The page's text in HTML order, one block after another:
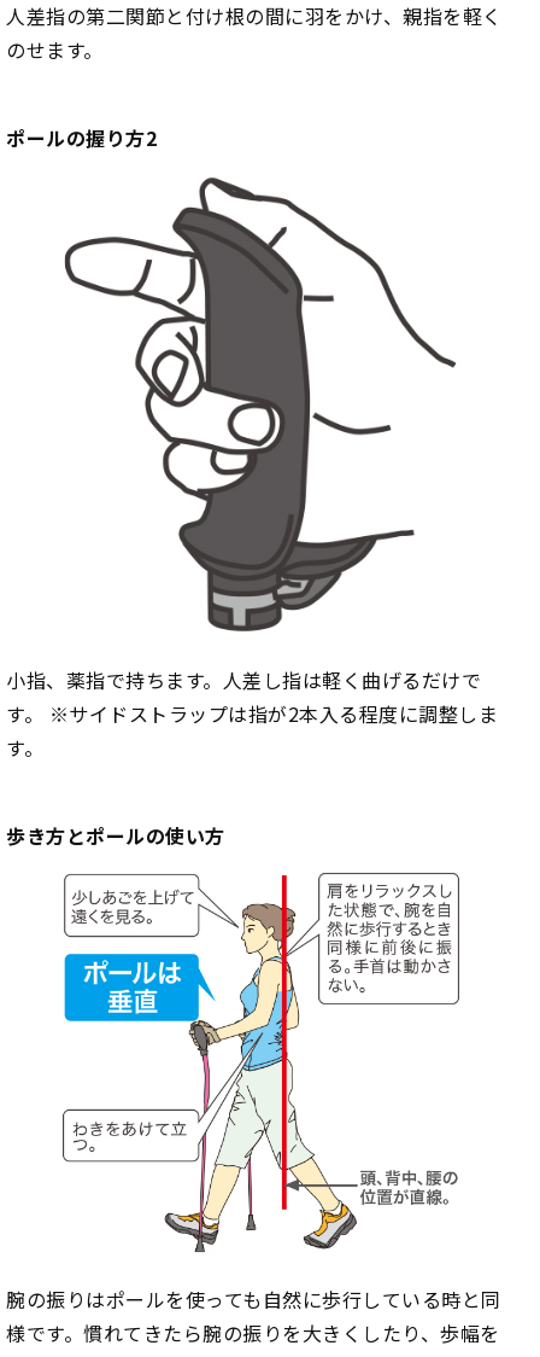
人差指の第二関節と付け根の間に羽をかけ、親指を軽く
のせます。
ポールの握り方2
小指、薬指で持ちます。人差し指は軽く曲げるだけで
す。 ※サイドストラップは指が2本入る程度に調整しま
す。
歩き方とポールの使い方
腕の振りはポールを使っても自然に歩行している時と同
様です。慣れてきたら腕の振りを大きくしたり、歩幅を